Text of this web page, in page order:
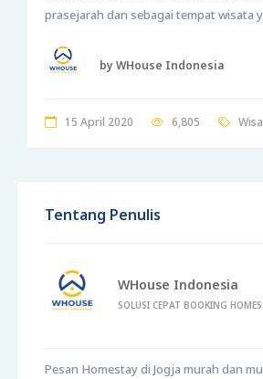
prasejarah dan sebagai tempat wisata
by WHouse Indonesia
15 April 2020 6,805
Tentang Penulis
WHouse Indonesia
SOLUSI CEPAT BOOKING
Pesan Homestay di Jogja murah dan